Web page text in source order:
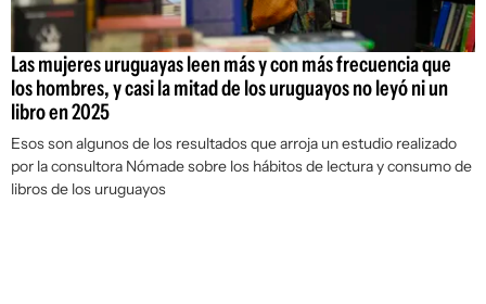
Las mujeres uruguayas leen más y con más frecuencia que
los hombres, y casi la mitad de los uruguayos no leyó ni un
libro en 2025
Esos son algunos de los resultados que arroja un estudio realizado
por la consultora Nómade sobre los hábitos de lectura y consumo de
libros de los uruguayos